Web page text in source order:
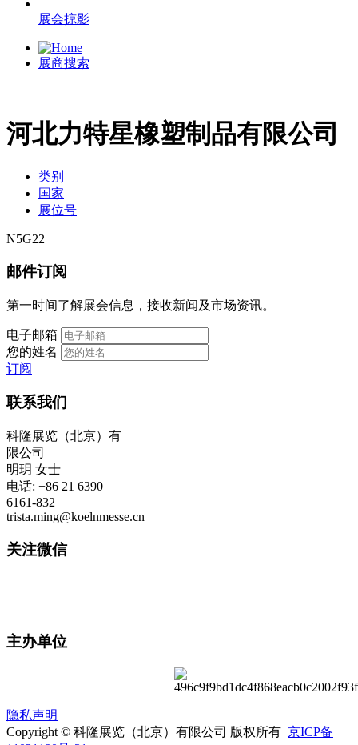
展会掠影
展商搜索
河北力特星橡塑制品有限公司
类别
国家
展位号
N5G22
邮件订阅
第一时间了解展会信息，接收新闻及市场资讯。
电子邮箱
您的姓名
订阅
联系我们
科隆展览（北京）有
限公司
明玥 女士
电话: +86 21 6390
6161-832
trista.ming@koelnmesse.cn
关注微信
主办单位
隐私声明
Copyright © 科隆展览（北京）有限公司 版权所有 京ICP备